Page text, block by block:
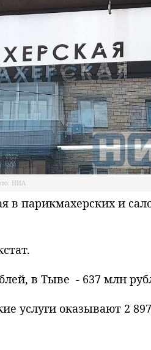
НИА
и
в Тыве - 637 млн
услуги оказывают 2